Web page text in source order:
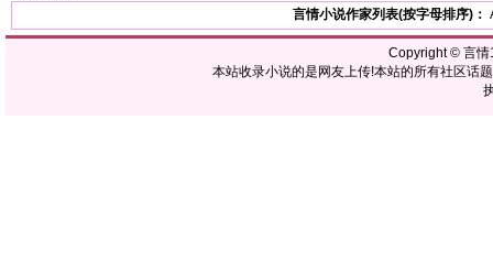
言情小说作家列表(按字母排序)：
Copyright © 言情
本站收录小说的是网友上传!本站的所有社区话